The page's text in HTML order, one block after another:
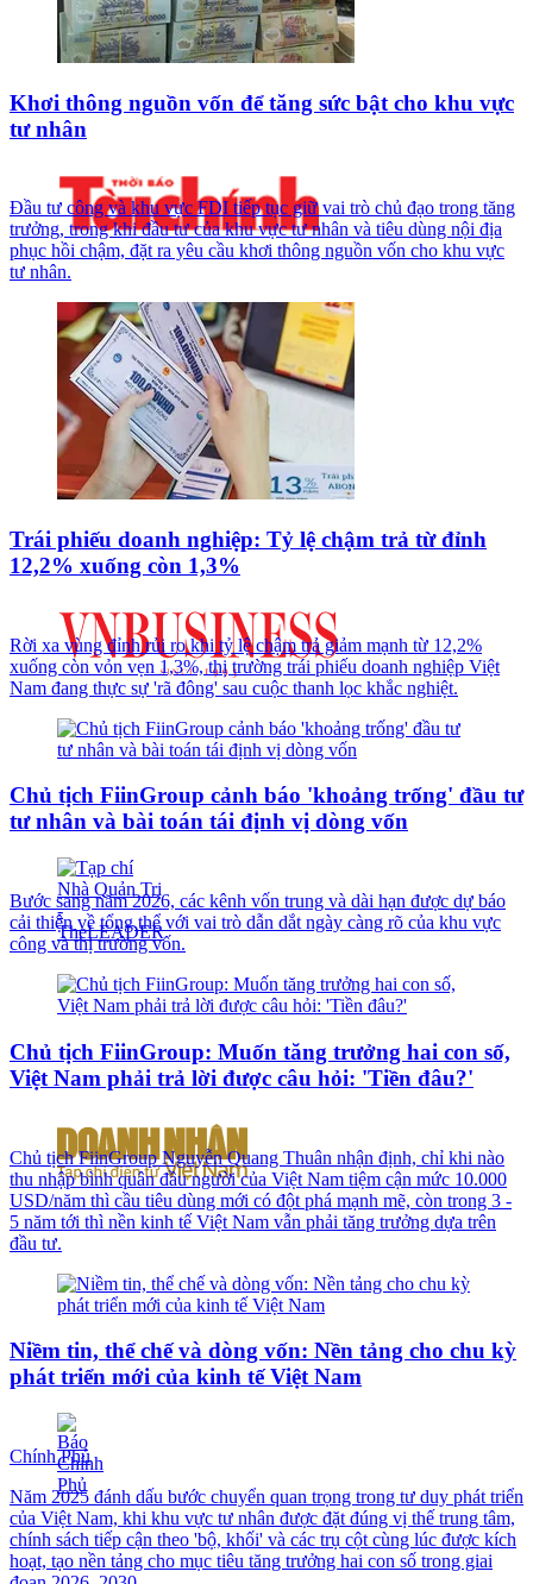
Khơi thông nguồn vốn để tăng sức bật cho khu vực
tư nhân
Đầu tư công và khu vực FDI tiếp tục giữ vai trò chủ đạo trong tăng
trưởng, trong khi đầu tư của khu vực tư nhân và tiêu dùng nội địa
phục hồi chậm, đặt ra yêu cầu khơi thông nguồn vốn cho khu vực
tư nhân.
Trái phiếu doanh nghiệp: Tỷ lệ chậm trả từ đỉnh
12,2% xuống còn 1,3%
Rời xa vùng đỉnh rủi ro khi tỷ lệ chậm trả giảm mạnh từ 12,2%
xuống còn vỏn vẹn 1,3%, thị trường trái phiếu doanh nghiệp Việt
Nam đang thực sự 'rã đông' sau cuộc thanh lọc khắc nghiệt.
Chủ tịch FiinGroup cảnh báo 'khoảng trống' đầu tư
tư nhân và bài toán tái định vị dòng vốn
Bước sang năm 2026, các kênh vốn trung và dài hạn được dự báo
cải thiện về tổng thể với vai trò dẫn dắt ngày càng rõ của khu vực
công và thị trường vốn.
Chủ tịch FiinGroup: Muốn tăng trưởng hai con số,
Việt Nam phải trả lời được câu hỏi: 'Tiền đâu?'
Chủ tịch FiinGroup Nguyễn Quang Thuân nhận định, chỉ khi nào
thu nhập bình quân đầu người của Việt Nam tiệm cận mức 10.000
USD/năm thì cầu tiêu dùng mới có đột phá mạnh mẽ, còn trong 3 -
5 năm tới thì nền kinh tế Việt Nam vẫn phải tăng trưởng dựa trên
đầu tư.
Niềm tin, thể chế và dòng vốn: Nền tảng cho chu kỳ
phát triển mới của kinh tế Việt Nam
Chính Phủ
Năm 2025 đánh dấu bước chuyển quan trọng trong tư duy phát triển
của Việt Nam, khi khu vực tư nhân được đặt đúng vị thế trung tâm,
chính sách tiếp cận theo 'bộ, khối' và các trụ cột cùng lúc được kích
hoạt, tạo nền tảng cho mục tiêu tăng trưởng hai con số trong giai